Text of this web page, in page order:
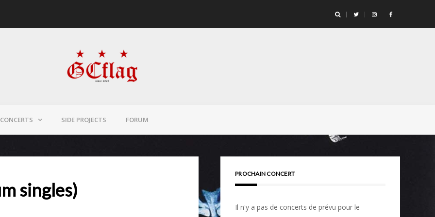
CONCERTS SIDE PROJECTS FORUM
singles)
PROCHAIN CONCERT
Il n'y a pas de concerts de prévu pour le